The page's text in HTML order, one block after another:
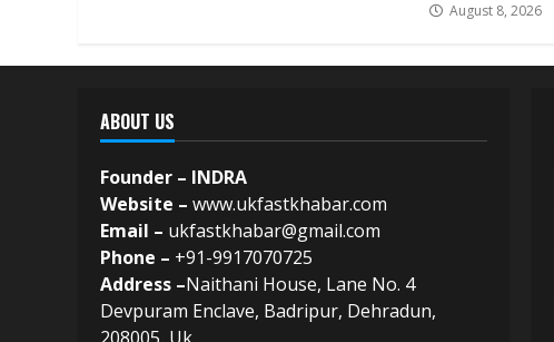
August 8, 2026
ABOUT US
Founder – INDRA
Website – www.ukfastkhabar.com
Email – ukfastkhabar@gmail.com
Phone – +91-9917070725
Address –Naithani House, Lane No. 4
Devpuram Enclave, Badripur, Dehradun,